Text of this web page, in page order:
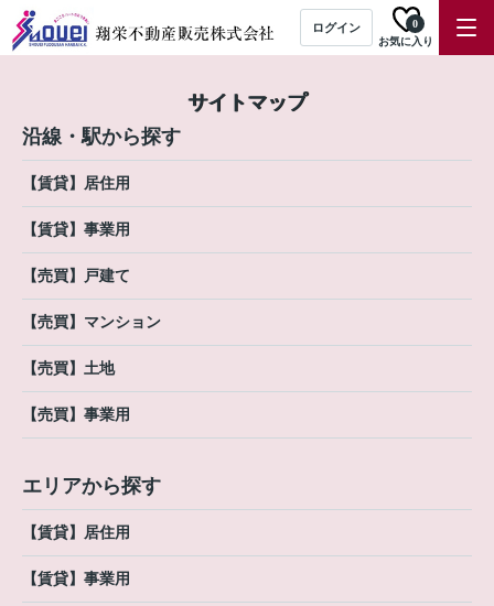
ログイン
お気に入り
0
サイトマップ
沿線・駅から探す
【賃貸】居住用
【賃貸】事業用
【売買】戸建て
【売買】マンション
【売買】土地
【売買】事業用
エリアから探す
【賃貸】居住用
【賃貸】事業用